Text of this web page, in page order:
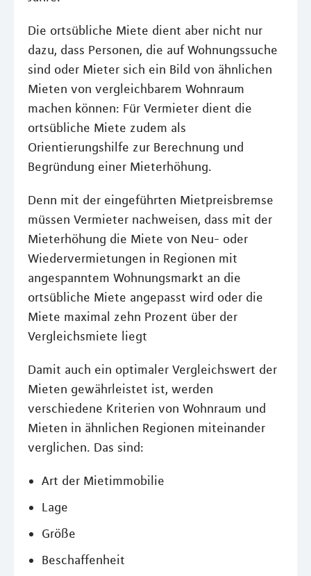
Die ortsübliche Miete dient aber nicht nur
dazu, dass Personen, die auf Wohnungssuche
sind oder Mieter sich ein Bild von ähnlichen
Mieten von vergleichbarem Wohnraum
machen können: Für Vermieter dient die
ortsübliche Miete zudem als
Orientierungshilfe zur Berechnung und
Begründung einer Mieterhöhung.
Denn mit der eingeführten Mietpreisbremse
müssen Vermieter nachweisen, dass mit der
Mieterhöhung die Miete von Neu- oder
Wiedervermietungen in Regionen mit
angespanntem Wohnungsmarkt an die
ortsübliche Miete angepasst wird oder die
Miete maximal zehn Prozent über der
Vergleichsmiete liegt
Damit auch ein optimaler Vergleichswert der
Mieten gewährleistet ist, werden
verschiedene Kriterien von Wohnraum und
Mieten in ähnlichen Regionen miteinander
verglichen. Das sind:
Art der Mietimmobilie
Lage
Größe
Beschaffenheit